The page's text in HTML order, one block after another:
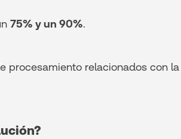
75% y un 90%.
relacionados con la